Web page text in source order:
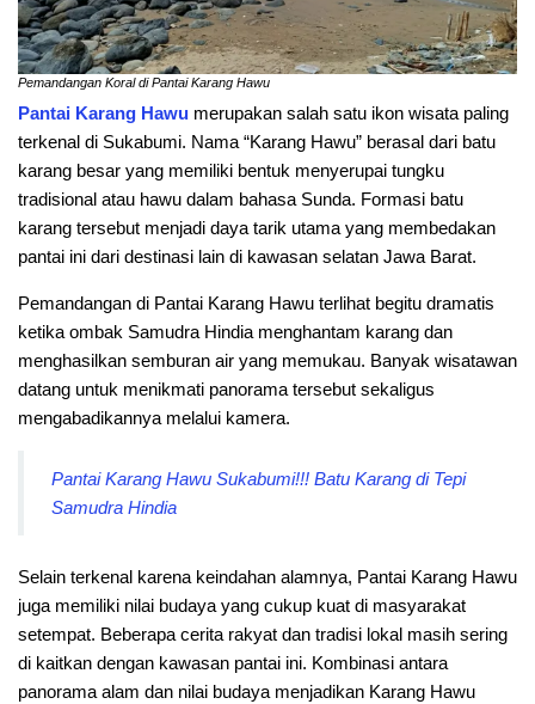
Pemandangan Koral di Pantai Karang Hawu
Pantai Karang Hawu merupakan salah satu ikon wisata paling
terkenal di Sukabumi. Nama “Karang Hawu” berasal dari batu
karang besar yang memiliki bentuk menyerupai tungku
tradisional atau hawu dalam bahasa Sunda. Formasi batu
karang tersebut menjadi daya tarik utama yang membedakan
pantai ini dari destinasi lain di kawasan selatan Jawa Barat.
Pemandangan di Pantai Karang Hawu terlihat begitu dramatis
ketika ombak Samudra Hindia menghantam karang dan
menghasilkan semburan air yang memukau. Banyak wisatawan
datang untuk menikmati panorama tersebut sekaligus
mengabadikannya melalui kamera.
Pantai Karang Hawu Sukabumi!!! Batu Karang di Tepi
Samudra Hindia
Selain terkenal karena keindahan alamnya, Pantai Karang Hawu
juga memiliki nilai budaya yang cukup kuat di masyarakat
setempat. Beberapa cerita rakyat dan tradisi lokal masih sering
di kaitkan dengan kawasan pantai ini. Kombinasi antara
panorama alam dan nilai budaya menjadikan Karang Hawu